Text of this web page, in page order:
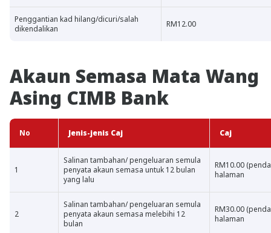
Penggantian kad hilang/dicuri/salah
dikendalikan
RM12.00
Akaun Semasa Mata Wang
Asing CIMB Bank
No Jenis-jenis Caj Caj
1
Salinan tambahan/ pengeluaran semula
penyata akaun semasa untuk 12 bulan
yang lalu
RM10.00
halaman
2
Salinan tambahan/ pengeluaran semula
penyata akaun semasa melebihi 12
bulan
RM30.00
halaman